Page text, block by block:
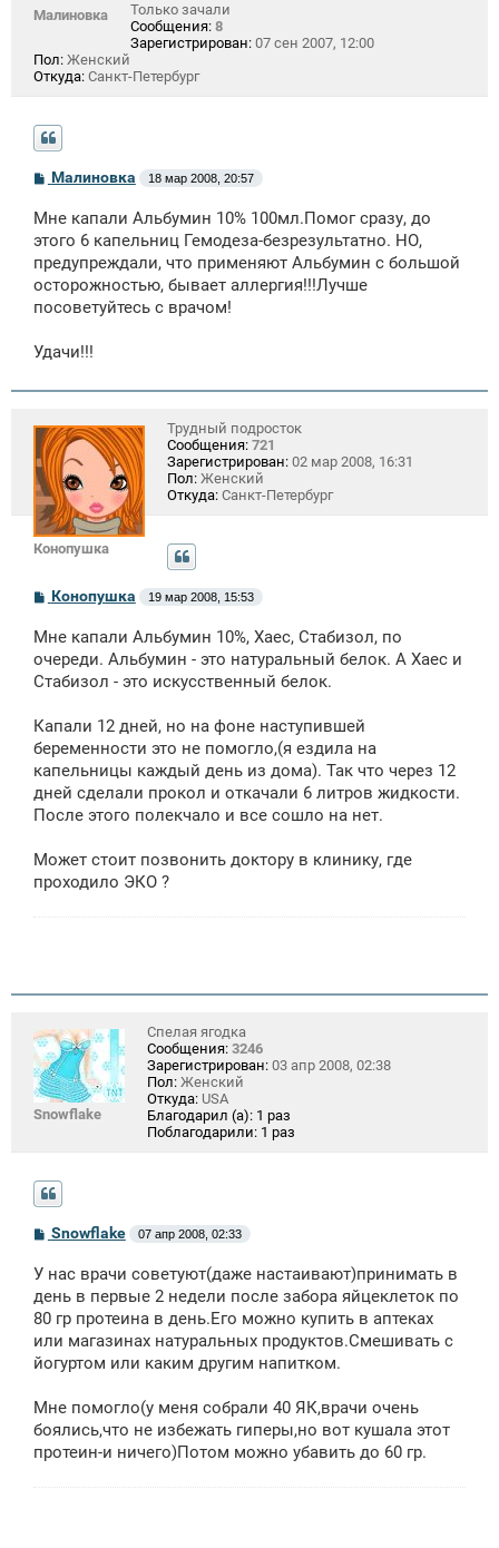
Малиновка
Только зачали
Сообщения: 8
Зарегистрирован: 07 сен 2007, 12:00
Пол: Женский
Откуда: Санкт-Петербург
С
б
щ
н
и
Малиновка 18 мар 2008, 20:57
Мне капали Альбумин 10% 100мл.Помог сразу, до
этого 6 капельниц Гемодеза-безрезультатно. НО,
предупреждали, что применяют Альбумин с большой
осторожностью, бывает аллергия!!!Лучше
посоветуйтесь с врачом!
Удачи!!!
Конопушка
Трудный подросток
Сообщения: 721
Зарегистрирован: 02 мар 2008, 16:31
Пол: Женский
Откуда: Санкт-Петербург
С
б
щ
н
Конопушка 19 мар 2008, 15:53
Мне капали Альбумин 10%, Хаес, Стабизол, по
очереди. Альбумин - это натуральный белок. А Хаес и
Стабизол - это искусственный белок.
Капали 12 дней, но на фоне наступившей
беременности это не помогло,(я ездила на
капельницы каждый день из дома). Так что через 12
дней сделали прокол и откачали 6 литров жидкости.
После этого полекчало и все сошло на нет.
Может стоит позвонить доктору в клинику, где
проходило ЭКО ?
Snowflake
Спелая ягодка
Сообщения: 3246
Зарегистрирован: 03 апр 2008, 02:38
Пол: Женский
Откуда: USA
Благодарил (а): 1 раз
Поблагодарили: 1 раз
С
б
щ
е
н
и
Snowflake 07 апр 2008, 02:33
У нас врачи советуют(даже настаивают)принимать в
день в первые 2 недели после забора яйцеклеток по
80 гр протеина в день.Его можно купить в аптеках
или магазинах натуральных продуктов.Смешивать с
йогуртом или каким другим напитком.
Мне помогло(у меня собрали 40 ЯК,врачи очень
боялись,что не избежать гиперы,но вот кушала этот
протеин-и ничего)Потом можно убавить до 60 гр.